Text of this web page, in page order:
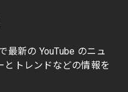
最新の YouTube のニュ
とトレンドなどの情報を